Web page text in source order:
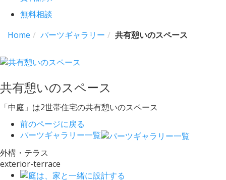
無料相談
Home
パーツギャラリー 共有憩いのスペース
共有憩いのスペース
「中庭」は2世帯住宅の共有憩いのスペース
前のページに戻る
パーツギャラリー一覧
外構・テラス
exterior-terrace